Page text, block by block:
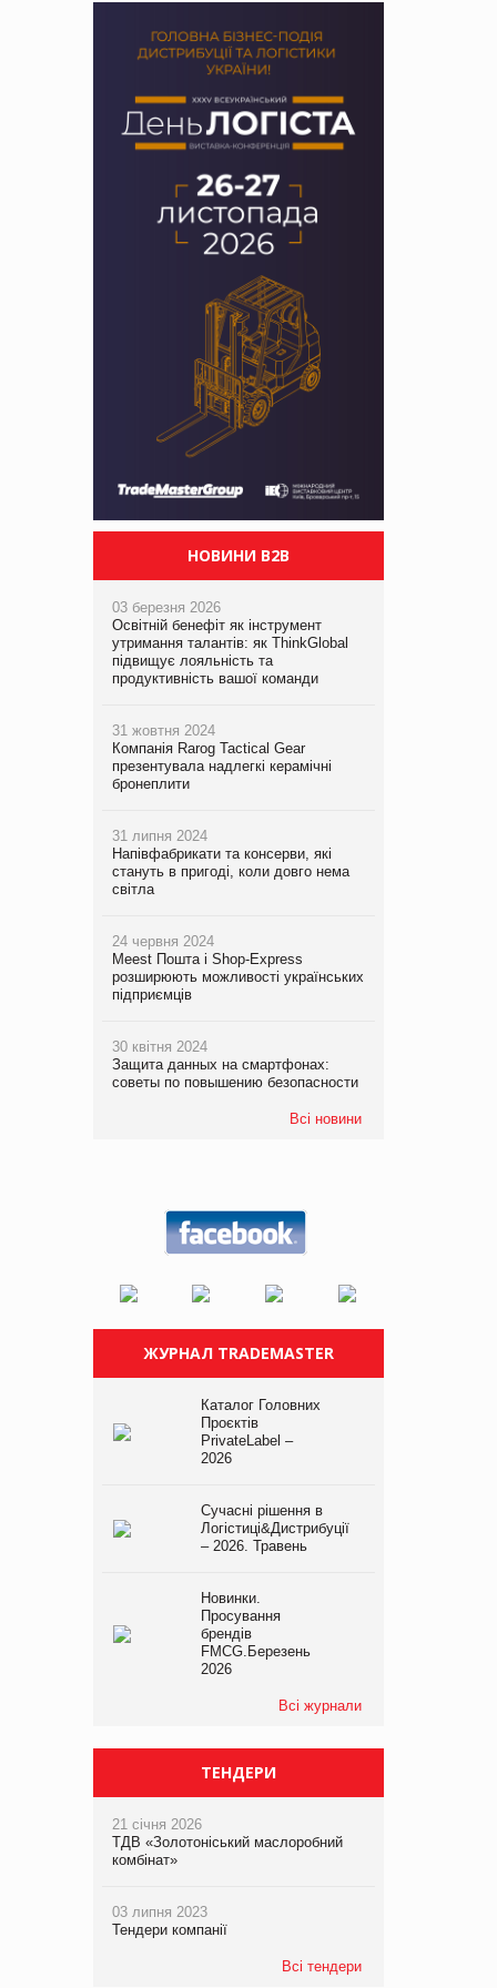
НОВИНИ B2B
03 березня 2026
Освітній бенефіт як інструмент
утримання талантів: як ThinkGlobal
підвищує лояльність та
продуктивність вашої команди
31 жовтня 2024
Компанія Rarog Tactical Gear
презентувала надлегкі керамічні
бронеплити
31 липня 2024
Напівфабрикати та консерви, які
стануть в пригоді, коли довго нема
світла
24 червня 2024
Meest Пошта і Shop-Express
розширюють можливості українських
підприємців
30 квітня 2024
Защита данных на смартфонах:
советы по повышению безопасности
Всі новини
ЖУРНАЛ TRADEMASTER
Каталог Головних
Проєктів
PrivateLabel –
2026
Сучасні рішення в
Логістиці&Дистрибуції
– 2026. Травень
Новинки.
Просування
брендів
FMCG.Березень
2026
Всі журнали
ТЕНДЕРИ
21 січня 2026
ТДВ «Золотоніський маслоробний
комбінат»
03 липня 2023
Тендери компанії
Всі тендери